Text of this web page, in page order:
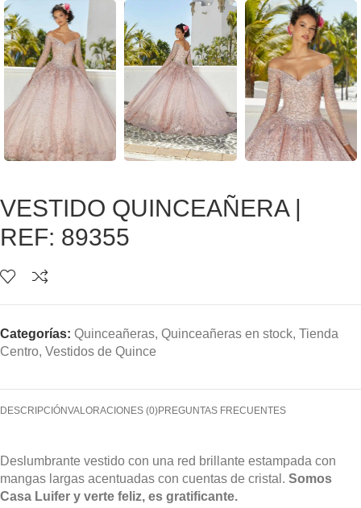
VESTIDO QUINCEAÑERA |
REF: 89355
Categorías: Quinceañeras, Quinceañeras en stock, Tienda
Centro, Vestidos de Quince
DESCRIPCIÓNVALORACIONES (0)PREGUNTAS FRECUENTES
Deslumbrante vestido con una red brillante estampada con
mangas largas acentuadas con cuentas de cristal. Somos
Casa Luifer y verte feliz, es gratificante.